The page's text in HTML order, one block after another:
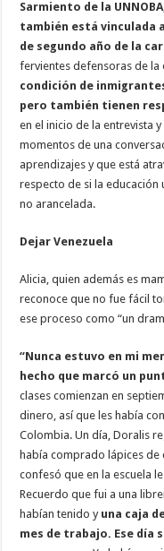
Sarmiento de la
también está vinculada
de segundo año de la
fervientes defensoras de la
condición de
pero también tienen
en el inicio de la entrevista
momentos de una
aprendizajes y que está
respecto de si la
no arancelada.
Dejar Venezuela
Alicia, quien además es
reconoce que no fue fácil
ese proceso como “un
“Nunca estuvo en mi
hecho que marcó un
clases comienzan en
dinero, así que les había
Colombia. Un día, Doralis
había comprado lápices
confesó que en la escuela
Recuerdo que fui a una
habían tenido y una caja
mes de trabajo. Ese día